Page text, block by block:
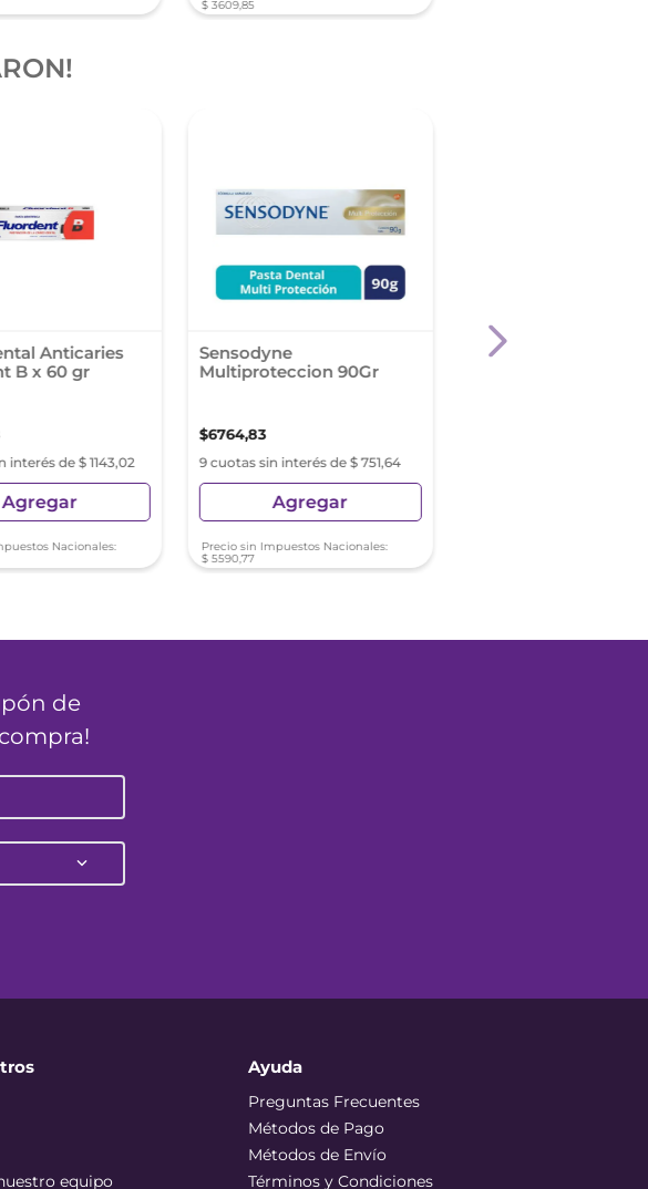
$ 3609,85
Anticaries
B x 60 gr
interés de $ 1143,02
Agregar
Nacionales:
Sensodyne
Multiproteccion 90Gr
$6764,83
9 cuotas sin interés de $ 751,64
Agregar
Precio sin Impuestos Nacionales:
$ 5590,77
Colgate Periograd
de
equipo
Ayuda
Preguntas Frecuentes
Métodos de Pago
Métodos de Envío
Términos y Condiciones